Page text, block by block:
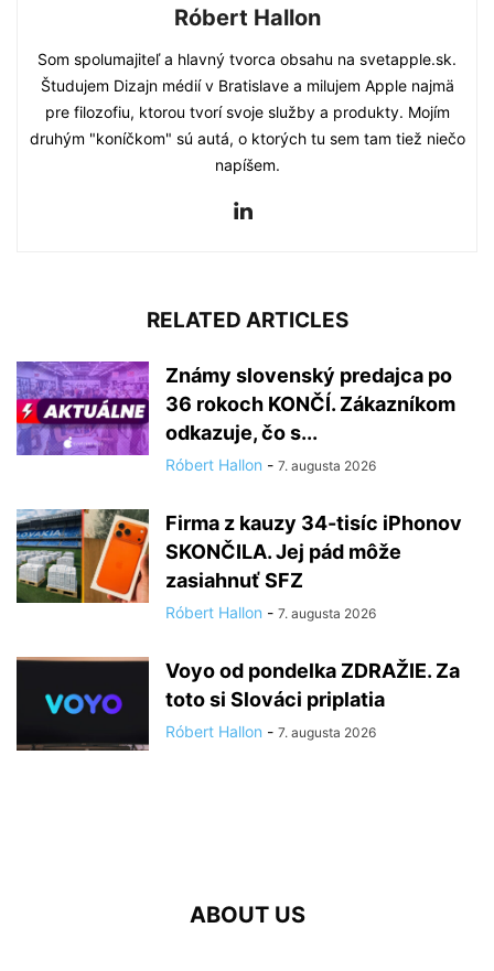
Róbert Hallon
Som spolumajiteľ a hlavný tvorca obsahu na svetapple.sk.
Študujem Dizajn médií v Bratislave a milujem Apple najmä
pre filozofiu, ktorou tvorí svoje služby a produkty. Mojím
druhým "koníčkom" sú autá, o ktorých tu sem tam tiež niečo
napíšem.
RELATED ARTICLES
Známy slovenský predajca po
36 rokoch KONČÍ. Zákazníkom
odkazuje, čo s...
Róbert Hallon - 7. augusta 2026
Firma z kauzy 34-tisíc iPhonov
SKONČILA. Jej pád môže
zasiahnuť SFZ
Róbert Hallon - 7. augusta 2026
Voyo od pondelka ZDRAŽIE. Za
toto si Slováci priplatia
Róbert Hallon - 7. augusta 2026
ABOUT US